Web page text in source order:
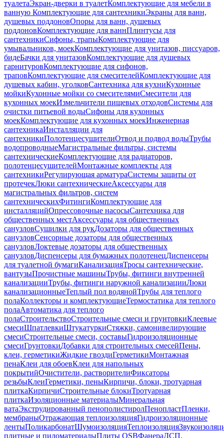
туалетаЭкран-дверки в туалетКомплектующие для мебели в
ванную Комплектующие для сантехникиЭкраны для ванн,
душевых поддоновОпоры для ванн, душевых
поддоновКомплектующие для ваннПлинтусы для
сантехникиСифоны, трапыКомплектующие для
умывальников, моекКомплектующие для унитазов, писсуаров,
бидеБачки для унитазовКомплектующие для душевых
гарнитуровКомплектующие для сифонов,
траповКомплектующие для смесителейКомплектующие для
душевых кабин, уголковСантехника для кухниКухонные
мойкиКухонные мойки со смесителямиСмесители для
кухонных моекИзмельчители пищевых отходовСистемы для
очистки питьевой водыСифоны для кухонных
моекКомплектующие для кухонных моекИнженерная
сантехникаИнсталляции для
сантехникиПолотенцесушителиОтвод и подвод водыТрубы
водопроводныеМагистральные фильтры, системы
сантехническиеКомплектующие для радиаторов,
полотенцесушителейМонтажные комплекты для
сантехникиРегулирующая арматураСистемы защиты от
протечекЛюки сантехническиеАксессуары для
магистральных фильтров, систем
сантехническихФитингиКомплектующие для
инсталляцийОпрессовочные насосыСантехника для
общественных местАксессуары для общественных
санузловСушилки для рукДозаторы для общественных
санузловСенсорные дозаторы для общественных
санузловЛоктевые дозаторы для общественных
санузловДиспенсеры для бумажных полотенецДиспенсеры
для туалетной бумагиКанализацияТросы сантехнические,
вантузыПрочистные машиныТрубы, фитинги внутренней
канализацииТрубы, фитинги наружной канализацииЛюки
канализационныеТеплый пол водянойТрубы для теплого
полаКоллекторы и комплектующиеТермостатика для теплого
полаАвтоматика для теплого
полаСтроительствоСтроительные смеси и грунтовкиКлеевые
смесиШпатлевкиШтукатуркиСтяжки, самонивелирующие
смесиСтроительные смеси, составыГидроизоляционные
смесиГрунтовкиДобавки для строительных смесейПены,
клеи, герметикиЖидкие гвоздиГерметикиМонтажная
пенаКлеи для обоевКлеи для напольных
покрытийОчистители, растворителиФиксаторы
резьбыКлеиГерметики, пеныКирпичи, блоки, тротуарная
плиткаКирпичиСтроительные блокиТротуарная
плиткаИзоляционные материалыМинеральная
ватаЭкструдированный пенополистиролПенопластПленки,
мембраныОтражающая теплоизоляцияГидроизоляционные
лентыПоликарбонатШумоизоляцияТеплоизоляция
плитные и пиломатериалыПлиты OSBФанераДСП,